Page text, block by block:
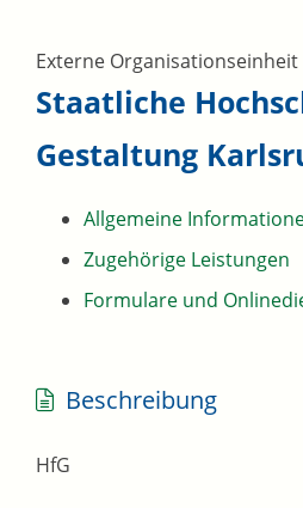
Externe Organisationseinheit
Staatliche
Gestaltung
Allgemeine
Zugehörige Leistungen
Formulare und
Beschreibung
HfG